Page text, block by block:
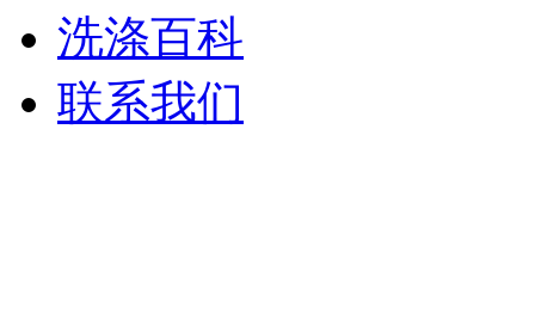
洗涤百科
联系我们